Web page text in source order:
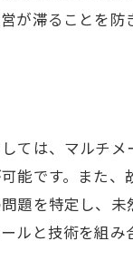
が滞ることを防
ては、マルチ
能です。また
題を特定し、
ルと技術を組